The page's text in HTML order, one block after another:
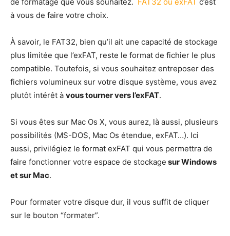
à vous de faire votre choix.
À savoir, le FAT32, bien qu’il ait une capacité de stockage
plus limitée que l’exFAT, reste le format de fichier le plus
compatible. Toutefois, si vous souhaitez entreposer des
fichiers volumineux sur votre disque système, vous avez
plutôt intérêt à vous tourner vers l’exFAT.
Si vous êtes sur Mac Os X, vous aurez, là aussi, plusieurs
possibilités (MS-DOS, Mac Os étendue, exFAT…). Ici
aussi, privilégiez le format exFAT qui vous permettra de
faire fonctionner votre espace de stockage sur Windows
et sur Mac.
Pour formater votre disque dur, il vous suffit de cliquer
sur le bouton “formater”.